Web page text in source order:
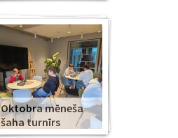
Oktobra mēneša
šaha turnīrs